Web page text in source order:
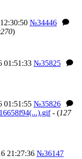
№34446
)
01:51:33 №35825
01:51:55 №35826
- (127
21:27:36 №36147